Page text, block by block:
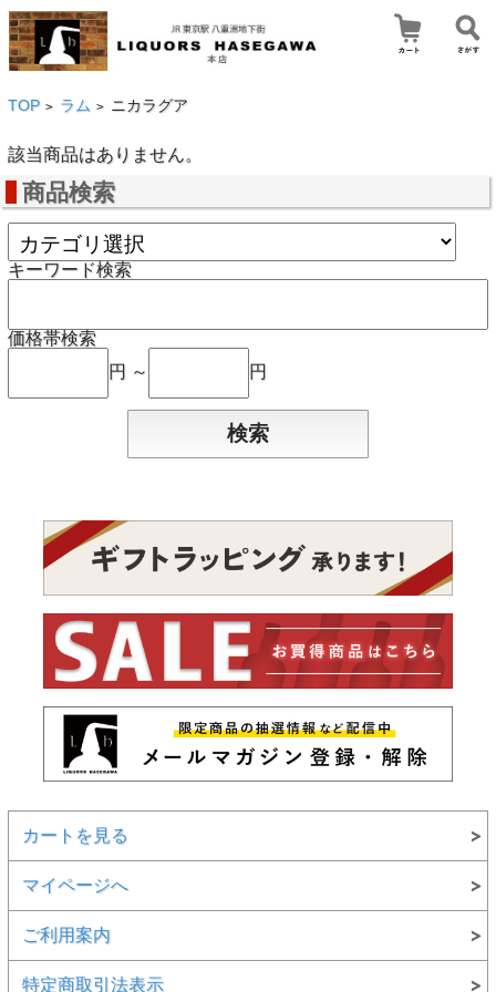
TOP > ラム > ニカラグア
該当商品はありません。
商品検索
キーワード検索
価格帯検索
円 ～
円
カートを見る
マイページへ
ご利用案内
特定商取引法表示